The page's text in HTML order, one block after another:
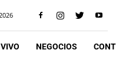
NEGOCIOS